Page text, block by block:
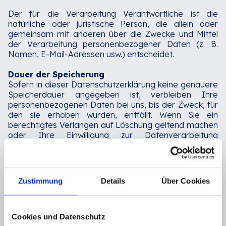
Zustimmung Details Über Cookies
Cookies und Datenschutz
Der für die Verarbeitung Verantwortliche ist die
natürliche oder juristische Person, die allein oder
gemeinsam mit anderen über die Zwecke und Mittel
der Verarbeitung personenbezogener Daten (z. B.
Namen, E-Mail-Adressen usw.) entscheidet.‍
Dauer der Speicherung
Sofern in dieser Datenschutzerklärung keine genauere
Speicherdauer angegeben ist, verbleiben Ihre
personenbezogenen Daten bei uns, bis der Zweck, für
den sie erhoben wurden, entfällt. Wenn Sie ein
berechtigtes Verlangen auf Löschung geltend machen
oder Ihre Einwilligung zur Datenverarbeitung
widerrufen, werden Ihre Daten gelöscht, es sei denn,
es liegen andere gesetzlich zulässige Gründe für die
Speicherung Ihrer personenbezogenen Daten vor (z.
B. steuer- oder handelsrechtliche
Aufbewahrungsfristen); im letzteren Fall erfolgt die
Löschung nach Wegfall dieser Gründe.‍
Informationen zur Datenübermittlung in die USA